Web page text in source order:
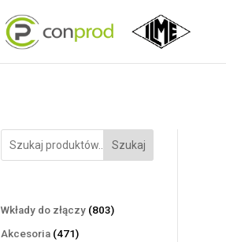
Szukaj
Wkłady do złączy 803803
Akcesoria 471471